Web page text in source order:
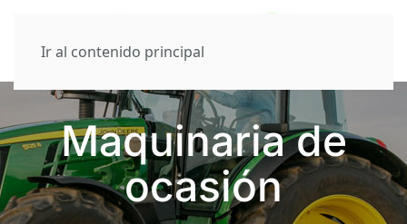
Ir al contenido principal
Maquinaria de
ocasión